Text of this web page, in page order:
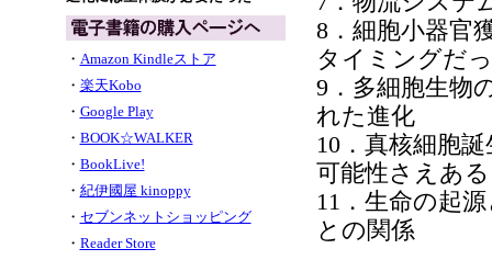
・ Amazon Kindleストア
・ 楽天Kobo
・ Google Play
・ BOOK☆WALKER
・ BookLive!
・ 紀伊國屋 kinoppy
・ セブンネットショッピング
・ Reader Store
8．細胞小器官
タイミングだ
9．多細胞生物
れた進化
10．真核細胞
可能性さえある
11．生命の起
との関係